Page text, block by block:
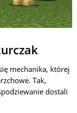
mechanika, której
Tak,
dostali